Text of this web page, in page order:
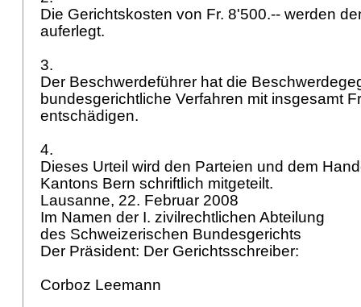
Die Gerichtskosten von Fr. 8'500.-- werden
auferlegt.
3.
Der Beschwerdeführer hat die
bundesgerichtliche Verfahren mit insgesamt
entschädigen.
4.
Dieses Urteil wird den Parteien und dem
Kantons Bern schriftlich mitgeteilt.
Lausanne, 22. Februar 2008
Im Namen der I. zivilrechtlichen Abteilung
des Schweizerischen Bundesgerichts
Der Präsident: Der Gerichtsschreiber:
Corboz Leemann